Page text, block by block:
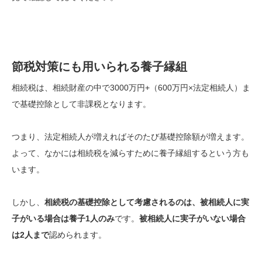
節税対策にも用いられる養子縁組
相続税は、相続財産の中で3000万円+（600万円×法定相続人）ま
で基礎控除として非課税となります。
つまり、法定相続人が増えればそのたび基礎控除額が増えます。
よって、なかには相続税を減らすために養子縁組するという方も
います。
しかし、 相続税の基礎控除として考慮されるのは、被相続人に実
子がいる場合は養子1人のみです。 被相続人に実子がいない場合
は2人まで認められます。